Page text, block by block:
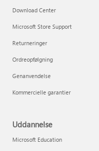
Download Center
Microsoft Store Support
Returneringer
Ordreopfølgning
Genanvendelse
Kommercielle garantier
Uddannelse
Microsoft Education